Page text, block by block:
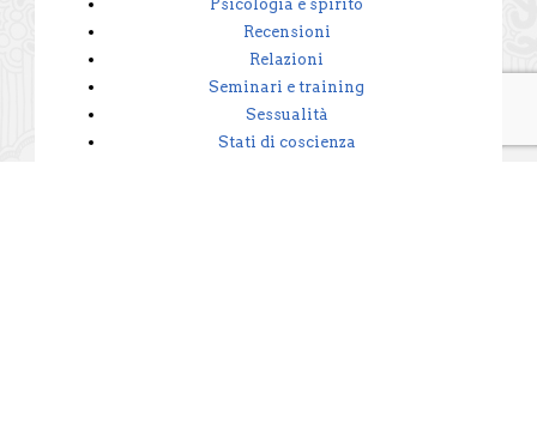
Psicologia e spirito
Recensioni
Relazioni
Seminari e training
Sessualità
Stati di coscienza